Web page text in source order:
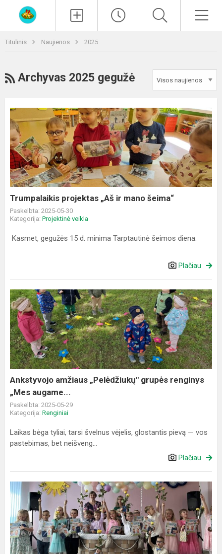
Titulinis Naujienos 2025
RSS
Archyvas 2025 gegužė
Trumpalaikis
projektas
„Aš
ir
mano
šeima“
Trumpalaikis projektas „Aš ir mano šeima“
Paskelbta: 2025-05-30
Kategorija: Projektinė veikla
Kasmet, gegužės 15 d. minima Tarptautinė šeimos diena.
Plačiau
Ankstyvojo
amžiaus
„Pelėdžiukų"
grupės
renginys
„Mes
augame...
Ankstyvojo amžiaus „Pelėdžiukų" grupės renginys
„Mes augame...
Paskelbta: 2025-05-29
Kategorija: Renginiai
Laikas bėga tyliai, tarsi švelnus vėjelis, glostantis pievą — vos
pastebimas, bet neišveng...
Plačiau
„Pasakėlės“
grupės
atsisveikinimo
su
darželiu
šventė